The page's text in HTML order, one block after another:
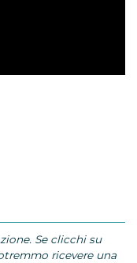
Se clicchi su
ricevere una